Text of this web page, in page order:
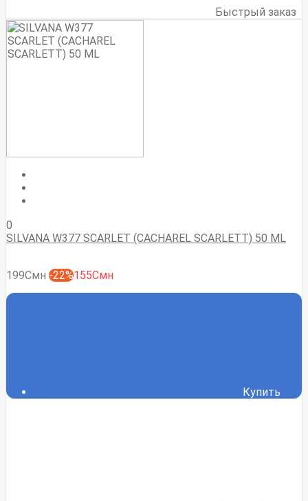
Быстрый заказ
0
SILVANA W377 SCARLET (CACHAREL SCARLETT) 50 ML
199Смн -22%155Смн
Купить